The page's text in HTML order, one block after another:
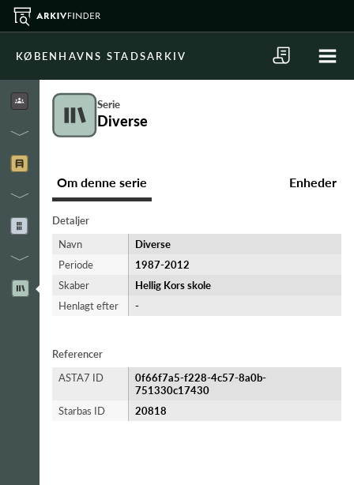
KØBENHAVNS STADSARKIV
Serie
Diverse
Om denne serie Enheder
Detaljer
Navn
Diverse
Periode
1987-​2012
Skaber
Hellig Kors skole
Henlagt efter
-
Referencer
ASTA7 ID
0f66f7a5-f228-4c57-8a0b-
751330c17430
Starbas ID
20818